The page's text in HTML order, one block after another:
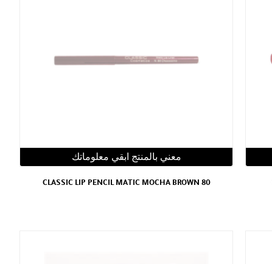
معني بالمنتج ابقي معلوماتك
CLASSIC LIP PENCIL MATIC MOCHA BROWN 80